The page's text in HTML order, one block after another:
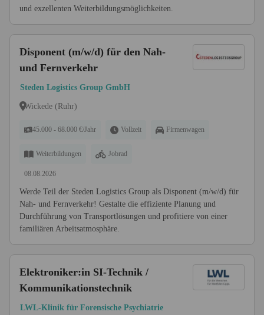
und exzellenten Weiterbildungsmöglichkeiten.
Disponent (m/w/d) für den Nah-
und Fernverkehr
Steden Logistics Group GmbH
Wickede (Ruhr)
45.000 - 68.000 €/Jahr Vollzeit Firmenwagen
Weiterbildungen Jobrad
08.08.2026
Werde Teil der Steden Logistics Group als Disponent (m/w/d) für
Nah- und Fernverkehr! Gestalte die effiziente Planung und
Durchführung von Transportlösungen und profitiere von einer
familiären Arbeitsatmosphäre.
Elektroniker:in SI-Technik /
Kommunikationstechnik
LWL-Klinik für Forensische Psychiatrie